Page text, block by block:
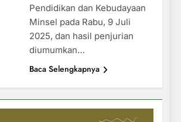
Pendidikan dan Kebudayaan
Minsel pada Rabu, 9 Juli
2025, dan hasil penjurian
diumumkan…
Baca Selengkapnya